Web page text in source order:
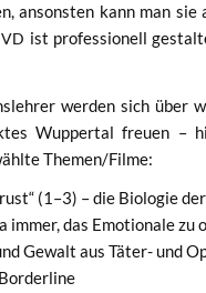
ansons­ten kann man sie
ist pro­fes­sio­nell
wer­den sich über
Wup­per­tal freu­en –
Themen/Filme:
(1–3) – die Bio­lo­gie
immer, das Emo­tio­na­le zu
Gewalt aus Täter- und